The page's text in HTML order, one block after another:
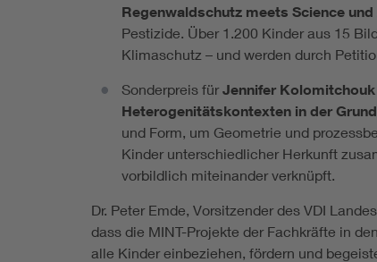
Regenwaldschutz meets Science
Pestizide. Über 1.200 Kinder aus 15
Klimaschutz – und werden durch
Sonderpreis fürJennifer Kolomitchouk
Heterogenitätskontexten in der
und Form, um Geometrie und
Kinder unterschiedlicher Herkunft
vorbildlich miteinander verknüpft.
Dr. Peter Emde, Vorsitzender des VDI
dass die MINT-Projekte der Fachkräfte in
alle Kinder einbeziehen, fördern und